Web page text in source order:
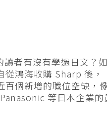
者有沒有學過日文？
從鴻海收購 Sharp 後
百個新增的職位空缺，
等日本企業的